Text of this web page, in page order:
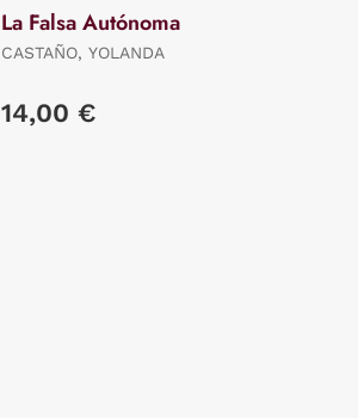
La Falsa Autónoma
CASTAÑO, YOLANDA
14,00 €